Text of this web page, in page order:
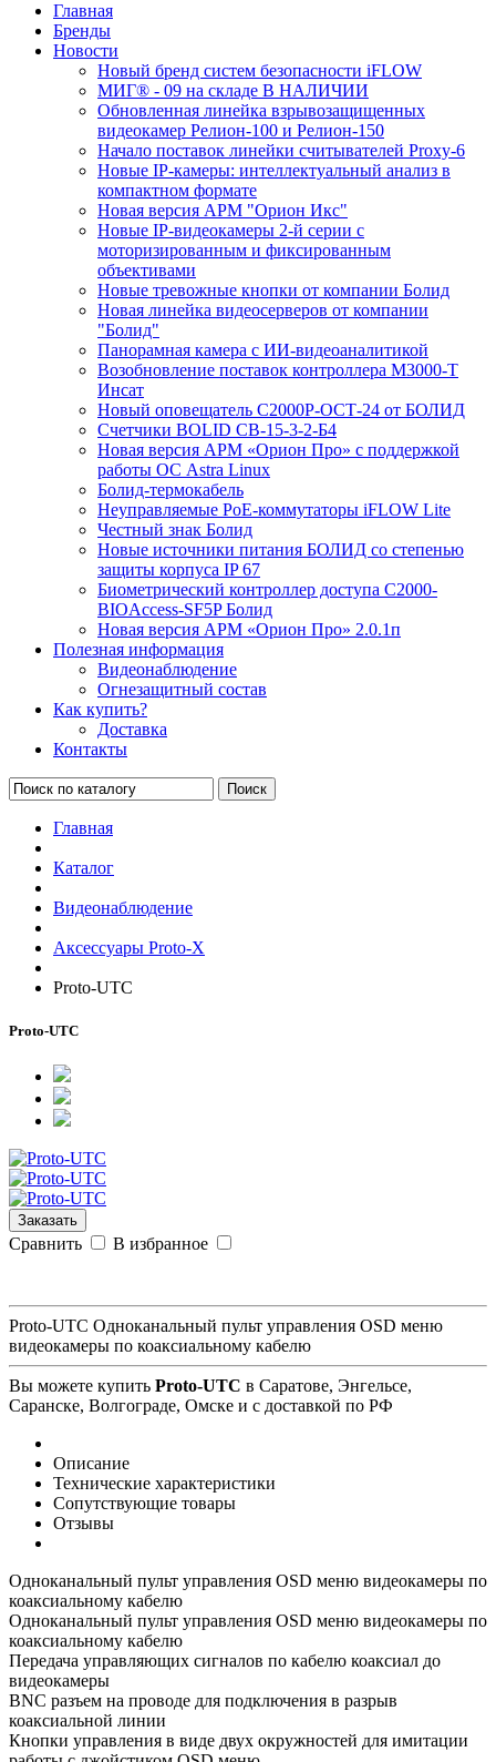
Главная
Бренды
Новости
Новый бренд систем безопасности iFLOW
МИГ® - 09 на складе В НАЛИЧИИ
Обновленная линейка взрывозащищенных
видеокамер Релион-100 и Релион-150
Начало поставок линейки считывателей Proxy-6
Новые IP-камеры: интеллектуальный анализ в
компактном формате
Новая версия АРМ "Орион Икс"
Новые IP-видеокамеры 2-й серии с
моторизированным и фиксированным
объективами
Новые тревожные кнопки от компании Болид
Новая линейка видеосерверов от компании
"Болид"
Панорамная камера с ИИ-видеоаналитикой
Возобновление поставок контроллера М3000-Т
Инсат
Новый оповещатель С2000Р-ОСТ-24 от БОЛИД
Счетчики BOLID СВ-15-3-2-Б4
Новая версия АРМ «Орион Про» с поддержкой
работы ОС Astra Linux
Болид-термокабель
Неуправляемые PoE-коммутаторы iFLOW Lite
Честный знак Болид
Новые источники питания БОЛИД со степенью
защиты корпуса IP 67
Биометрический контроллер доступа С2000-
BIOAccess-SF5P Болид
Новая версия АРМ «Орион Про» 2.0.1п
Полезная информация
Видеонаблюдение
Огнезащитный состав
Как купить?
Доставка
Контакты
Поиск
Главная
Каталог
Видеонаблюдение
Аксессуары Proto-X
Proto-UTC
Proto-UTC
Заказать
Сравнить В избранное
Proto-UTC Одноканальный пульт управления OSD меню
видеокамеры по коаксиальному кабелю
Вы можете купить Proto-UTC в Саратове, Энгельсе,
Саранске, Волгограде, Омске и с доставкой по РФ
Описание
Технические характеристики
Сопутствующие товары
Отзывы
Одноканальный пульт управления OSD меню видеокамеры по
коаксиальному кабелю
Одноканальный пульт управления OSD меню видеокамеры по
коаксиальному кабелю
Передача управляющих сигналов по кабелю коаксиал до
видеокамеры
BNC разъем на проводе для подключения в разрыв
коаксиальной линии
Кнопки управления в виде двух окружностей для имитации